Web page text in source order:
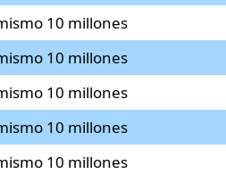
10 millones
10 millones
10 millones
10 millones
10 millones